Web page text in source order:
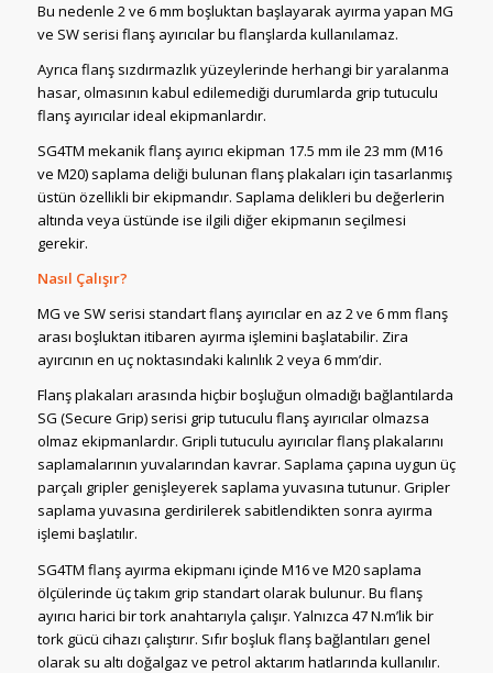
Bu nedenle 2 ve 6 mm boşluktan başlayarak ayırma yapan MG
ve SW serisi flanş ayırıcılar bu flanşlarda kullanılamaz.
Ayrıca flanş sızdırmazlık yüzeylerinde herhangi bir yaralanma
hasar, olmasının kabul edilemediği durumlarda grip tutuculu
flanş ayırıcılar ideal ekipmanlardır.
SG4TM mekanik flanş ayırıcı ekipman 17.5 mm ile 23 mm (M16
ve M20) saplama deliği bulunan flanş plakaları için tasarlanmış
üstün özellikli bir ekipmandır. Saplama delikleri bu değerlerin
altında veya üstünde ise ilgili diğer ekipmanın seçilmesi
gerekir.
Nasıl Çalışır?
MG ve SW serisi standart flanş ayırıcılar en az 2 ve 6 mm flanş
arası boşluktan itibaren ayırma işlemini başlatabilir. Zira
ayırcının en uç noktasındaki kalınlık 2 veya 6 mm’dir.
Flanş plakaları arasında hiçbir boşluğun olmadığı bağlantılarda
SG (Secure Grip) serisi grip tutuculu flanş ayırıcılar olmazsa
olmaz ekipmanlardır. Gripli tutuculu ayırıcılar flanş plakalarını
saplamalarının yuvalarından kavrar. Saplama çapına uygun üç
parçalı gripler genişleyerek saplama yuvasına tutunur. Gripler
saplama yuvasına gerdirilerek sabitlendikten sonra ayırma
işlemi başlatılır.
SG4TM flanş ayırma ekipmanı içinde M16 ve M20 saplama
ölçülerinde üç takım grip standart olarak bulunur. Bu flanş
ayırıcı harici bir tork anahtarıyla çalışır. Yalnızca 47 N.m’lik bir
tork gücü cihazı çalıştırır. Sıfır boşluk flanş bağlantıları genel
olarak su altı doğalgaz ve petrol aktarım hatlarında kullanılır.